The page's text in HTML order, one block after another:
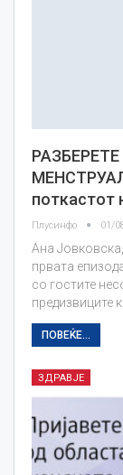
поткастот
Плусинфо 01/
Ана
првата
со гостите
предизвиците
ПОВЕЌЕ...
ЗДРАВЈЕ